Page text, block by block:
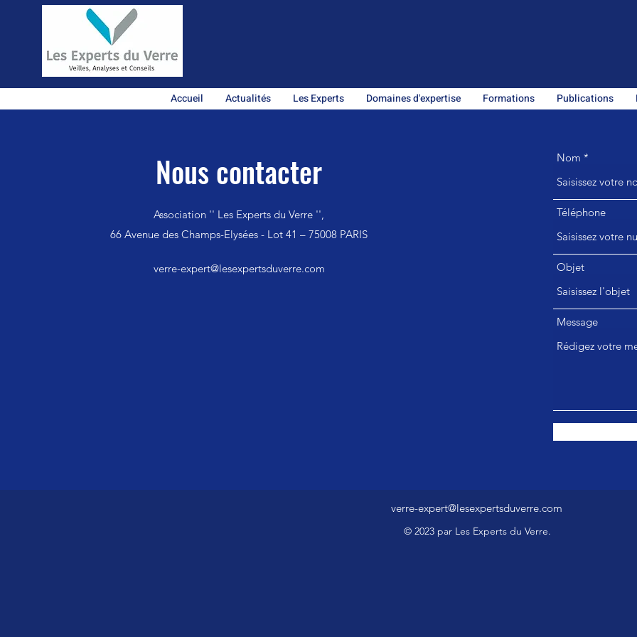
Accueil Actualités Les Experts Domaines d'expertise Formations Publications
Nous contacter
Association '' Les Experts du Verre '',
66 Avenue des Champs-Elysées - Lot 41 – 75008 PARIS
verre-expert@lesexpertsduverre.com
Nom
Téléphone
Objet
Message
verre-expert@lesexpertsduverre.com
© 2023 par Les Experts du Verre.